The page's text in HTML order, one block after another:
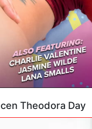
Theodora Day